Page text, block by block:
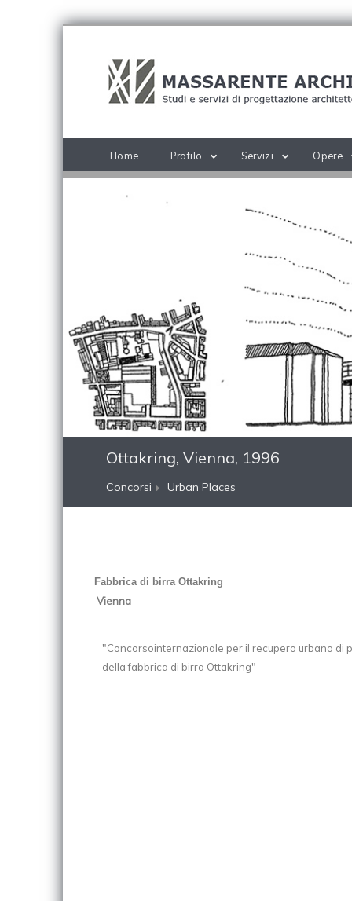
Home Profilo Servizi Opere
Ottakring, Vienna, 1996
Concorsi Urban Places
Fabbrica di birra Ottakring
Vienna
"Concorsointernazionale per il recupero urbano di
della fabbrica di birra Ottakring"